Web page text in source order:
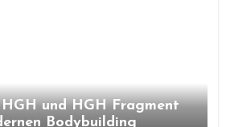
und HGH Fragment
Bodybuilding